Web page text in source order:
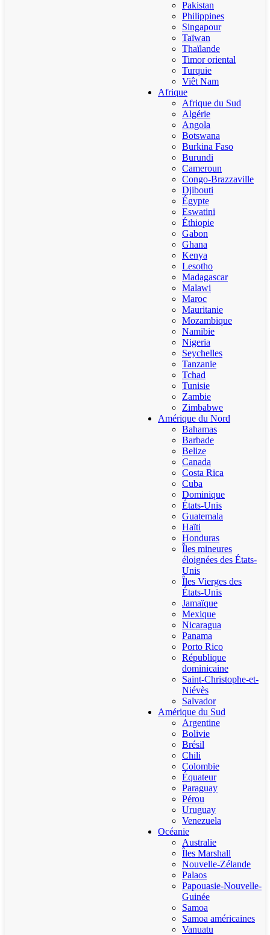
Pakistan
Philippines
Singapour
Taïwan
Thaïlande
Timor oriental
Turquie
Viêt Nam
Afrique
Afrique du Sud
Algérie
Angola
Botswana
Burkina Faso
Burundi
Cameroun
Congo-Brazzaville
Djibouti
Égypte
Eswatini
Éthiopie
Gabon
Ghana
Kenya
Lesotho
Madagascar
Malawi
Maroc
Mauritanie
Mozambique
Namibie
Nigeria
Seychelles
Tanzanie
Tchad
Tunisie
Zambie
Zimbabwe
Amérique du Nord
Bahamas
Barbade
Belize
Canada
Costa Rica
Cuba
Dominique
États-Unis
Guatemala
Haïti
Honduras
Îles mineures
éloignées des États-
Unis
Îles Vierges des
États-Unis
Jamaïque
Mexique
Nicaragua
Panama
Porto Rico
République
dominicaine
Saint-Christophe-et-
Niévès
Salvador
Amérique du Sud
Argentine
Bolivie
Brésil
Chili
Colombie
Équateur
Paraguay
Pérou
Uruguay
Venezuela
Océanie
Australie
Îles Marshall
Nouvelle-Zélande
Palaos
Papouasie-Nouvelle-
Guinée
Samoa
Samoa américaines
Vanuatu